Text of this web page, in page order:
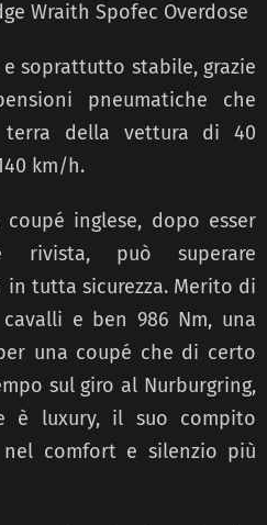
soprattutto stabile, grazie
pneumatiche che
terra della vettura di 40
km/h.
inglese, dopo esser
rivista, può superare
tutta sicurezza. Merito di
e ben 986 Nm, una
una coupé che di certo
sul giro al Nurburgring,
è luxury, il suo compito
nel comfort e silenzio più